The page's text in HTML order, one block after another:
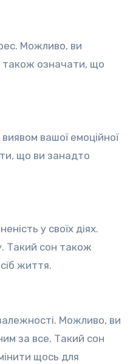
Можливо, ви
також означати, що
вашої емоційної
що ви занадто
у своїх діях.
Такий сон також
життя.
Можливо, ви
за все. Такий сон
щось для